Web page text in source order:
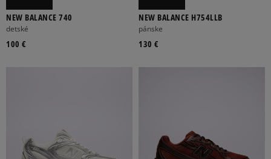
NEW BALANCE 740
detské
100 €
NEW BALANCE H754LLB
pánske
130 €